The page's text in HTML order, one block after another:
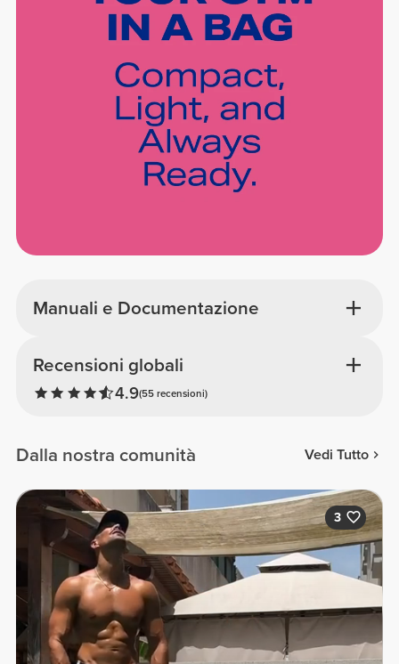
Manuali e Documentazione
Recensioni globali
4.9(55 recensioni)
Dalla nostra comunità Vedi Tutto
3